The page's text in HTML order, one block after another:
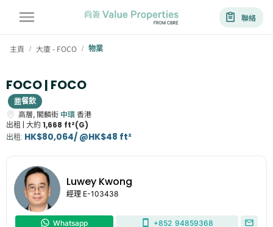
聯絡
主頁 / 大廈 - FOCO / 物業
FOCO | FOCO
餐飲
高層, 閣麟街 中環香港
出租 | 大約 1,668 ft²(G)
出租: HK$80,064/ @HK$48 ft²
Luwey Kwong
經理 E-103438
Whatsapp +852 94859368